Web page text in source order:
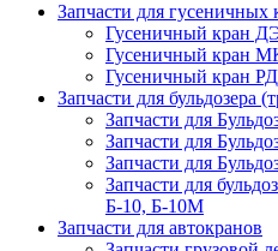
Запчасти для гусеничных
Гусеничный кран
Гусеничный кран
Гусеничный кран
Запчасти для бульдозера
Запчасти для
Запчасти для
Запчасти для
Запчасти для
Б-10, Б-10М
Запчасти для автокранов